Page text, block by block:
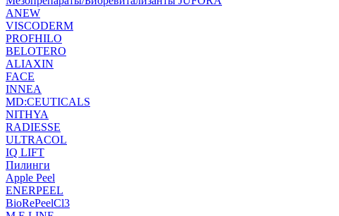
ANEW
VISCODERM
PROFHILO
BELOTERO
ALIAXIN
FACE
INNEA
MD:CEUTICALS
NITHYA
RADIESSE
ULTRACOL
IQ LIFT
Пилинги
Apple Peel
ENERPEEL
BioRePeelCl3